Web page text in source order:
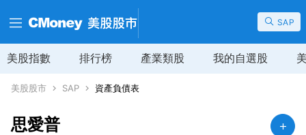
SAP
美股指數 排行榜 產業類股 我的自選股
美股股市 SAP 資產負債表
思愛普